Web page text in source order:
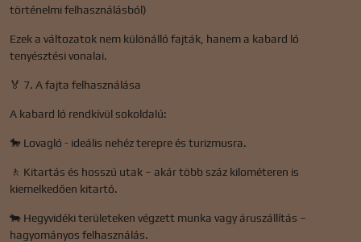
történelmi felhasználásból)
Ezek a változatok nem különálló fajták, hanem a kabard ló
tenyésztési vonalai.
🏅 7. A fajta felhasználása
A kabard ló rendkívül sokoldalú:
🐎 Lovagló - ideális nehéz terepre és turizmusra.
🚶 Kitartás és hosszú utak – akár több száz kilométeren is
kiemelkedően kitartó.
🐄 Hegyvidéki területeken végzett munka vagy áruszállítás –
hagyományos felhasználás.